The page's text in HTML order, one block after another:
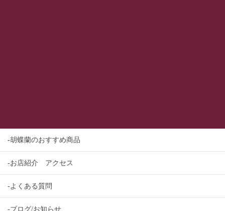
-胡蝶蘭のおすすめ商品
-お店紹介 アクセス
-よくある質問
-ブログ/お知らせ